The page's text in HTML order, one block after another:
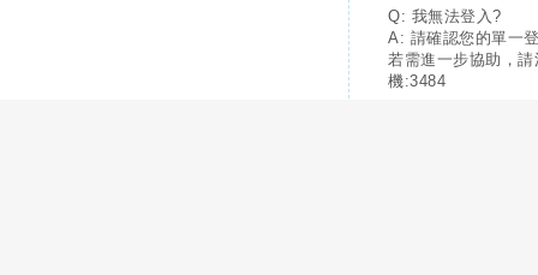
Q: 我無法登入?
A: 請確認您的單一
若需進一步協助，
機:3484